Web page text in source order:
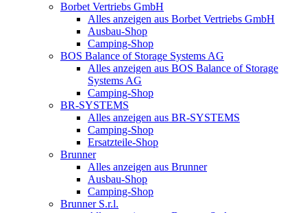
Borbet Vertriebs GmbH
Alles anzeigen aus Borbet Vertriebs GmbH
Ausbau-Shop
Camping-Shop
BOS Balance of Storage Systems AG
Alles anzeigen aus BOS Balance of Storage
Systems AG
Camping-Shop
BR-SYSTEMS
Alles anzeigen aus BR-SYSTEMS
Camping-Shop
Ersatzteile-Shop
Brunner
Alles anzeigen aus Brunner
Ausbau-Shop
Camping-Shop
Brunner S.r.l.